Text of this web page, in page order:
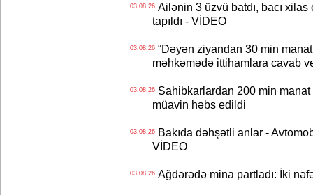
03.08.26Ailənin 3 üzvü batdı, bacı xilas
tapıldı - VİDEO
03.08.26“Dəyən ziyandan 30 min
məhkəmədə ittihamlara cavab
03.08.26Sahibkarlardan 200 min manat
müavin həbs edildi
03.08.26Bakıda dəhşətli anlar -
VİDEO
03.08.26Ağdərədə mina partladı: İki